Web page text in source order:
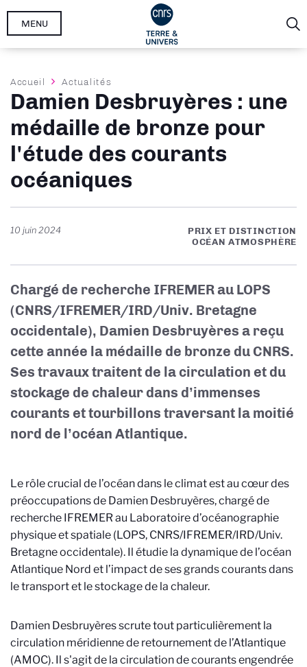
Aller
MENU
Fil
d'Ariane
Accueil Actualités
Damien Desbruyères : une
médaille de bronze pour
l'étude des courants
océaniques
10 juin 2024
PRIX ET DISTINCTION
OCÉAN ATMOSPHÈRE
Chargé de recherche IFREMER au LOPS
(CNRS/IFREMER/IRD/Univ. Bretagne
occidentale), Damien Desbruyères a reçu
cette année la médaille de bronze du CNRS.
Ses travaux traitent de la circulation et du
stockage de chaleur dans d’immenses
courants et tourbillons traversant la moitié
nord de l’océan Atlantique.
Le rôle crucial de l’océan dans le climat est au cœur des
préoccupations de Damien Desbruyères, chargé de
recherche IFREMER au Laboratoire d’océanographie
physique et spatiale (LOPS, CNRS/IFREMER/IRD/Univ.
Bretagne occidentale). Il étudie la dynamique de l’océan
Atlantique Nord et l’impact de ses grands courants dans
le transport et le stockage de la chaleur.
Damien Desbruyères scrute tout particulièrement la
circulation méridienne de retournement de l’Atlantique
(AMOC). Il s'agit de la circulation de courants engendrée